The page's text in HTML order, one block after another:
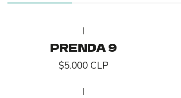
|
PRENDA 9
$5.000 CLP
|